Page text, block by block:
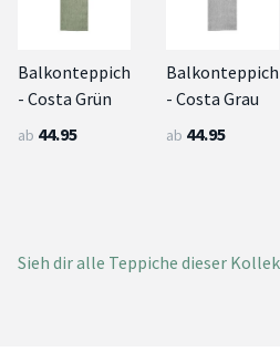
Balkonteppich
- Costa Grün
ab 44.95
Balkonteppich
- Costa Grau
ab 44.95
Sieh dir alle Teppiche dieser